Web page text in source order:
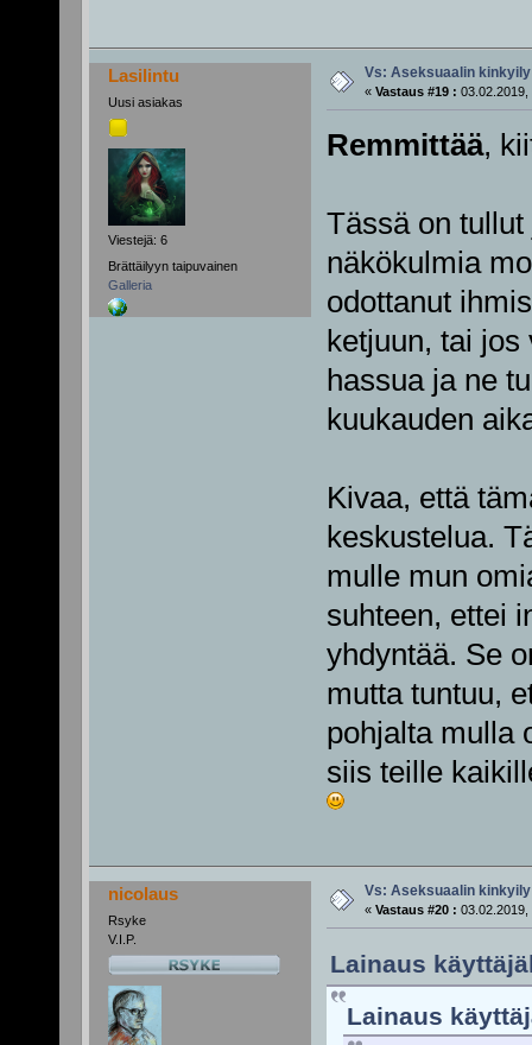
Lasilintu
Uusi asiakas
Viestejä: 6
Brättäilyyn taipuvainen
Galleria
Vs: Aseksuaalin kinkyily
« Vastaus #19 : 03.02.2019,
Remmittää,
Tässä on
näkökulmia
odottanut
ketjuun, tai jos
hassua ja ne
kuukauden
Kivaa, että
keskustelua.
mulle mun
suhteen, ettei
yhdyntää. Se
mutta tuntuu,
pohjalta mulla
siis teille
nicolaus
Rsyke
V.I.P.
Vs: Aseksuaalin kinkyily
« Vastaus #20 : 03.02.2019,
Lainaus
Lainaus